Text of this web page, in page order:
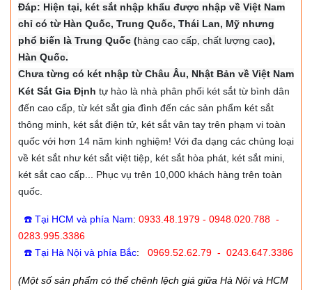
Đáp: Hiện tại, két sắt nhập khẩu được nhập về Việt Nam
chỉ có từ Hàn Quốc, Trung Quốc, Thái Lan, Mỹ nhưng
phổ biến là Trung Quốc (hàng cao cấp, chất lượng cao),
Hàn Quốc.
Chưa từng có két nhập từ Châu Âu, Nhật Bản về Việt Nam
Két Sắt Gia Định tự hào là nhà phân phối két sắt từ bình dân
đến cao cấp, từ két sắt gia đình đến các sản phẩm két sắt
thông minh, két sắt điện tử, két sắt vân tay trên phạm vi toàn
quốc với hơn 14 năm kinh nghiệm! Với đa dạng các chủng loại
về két sắt như két sắt việt tiệp, két sắt hòa phát, két sắt mini,
két sắt cao cấp... Phục vụ trên 10,000 khách hàng trên toàn
quốc.
☎️ Tại HCM và phía Nam: 0933.48.1979 - 0948.020.788 -
0283.995.3386
☎️ Tại Hà Nội và phía Bắc: 0969.52.62.79 - 0243.647.3386
(Một số sản phẩm có thể chênh lệch giá giữa Hà Nội và HCM